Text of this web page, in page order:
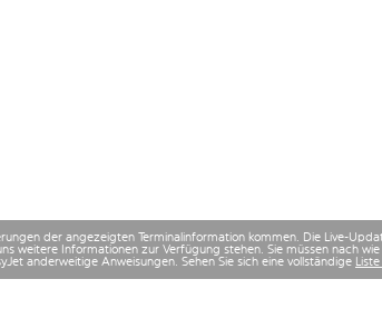
der angezeigten Terminalinformation kommen. Die Live-
weitere Informationen zur Verfügung stehen. Sie müssen nach
anderweitige Anweisungen. Sehen Sie sich eine vollständige